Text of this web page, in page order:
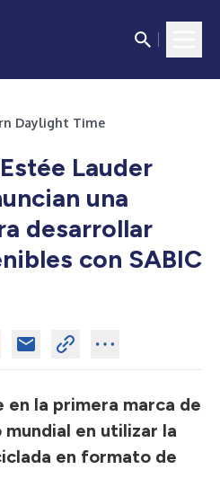
Daylight Time
Lauder
una
desarrollar
con SABIC
la primera marca de
en utilizar la
en formato de